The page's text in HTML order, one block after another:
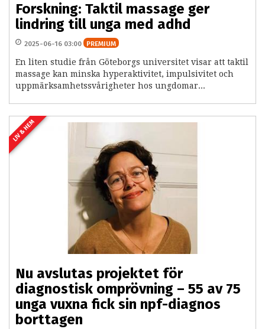
Forskning: Taktil massage ger
lindring till unga med adhd
2025-06-16 03:00 PREMIUM
En liten studie från Göteborgs universitet visar att taktil
massage kan minska hyperaktivitet, impulsivitet och
uppmärksamhetssvårigheter hos ungdomar...
LIV & HEM
Nu avslutas projektet för
diagnostisk omprövning – 55 av 75
unga vuxna fick sin npf-diagnos
borttagen